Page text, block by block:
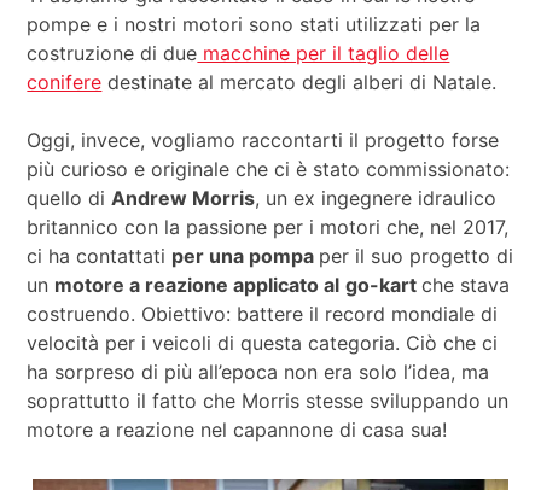
pompe e i nostri motori sono stati utilizzati per la
costruzione di due macchine per il taglio delle
conifere destinate al mercato degli alberi di Natale.
Oggi, invece, vogliamo raccontarti il progetto forse
più curioso e originale che ci è stato commissionato:
quello diAndrew Morris, un ex ingegnere idraulico
britannico con la passione per i motori che, nel 2017,
ci ha contattati per una pompa per il suo progetto di
un motore a reazione applicato al go-kartche stava
costruendo. Obiettivo: battere il record mondiale di
velocità per i veicoli di questa categoria. Ciò che ci
ha sorpreso di più all’epoca non era solo l’idea, ma
soprattutto il fatto che Morris stesse sviluppando un
motore a reazione nel capannone di casa sua!